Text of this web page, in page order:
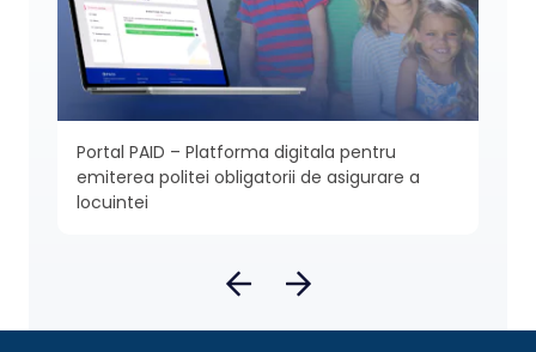
Portal PAID – Platforma digitala pentru
emiterea politei obligatorii de asigurare a
locuintei